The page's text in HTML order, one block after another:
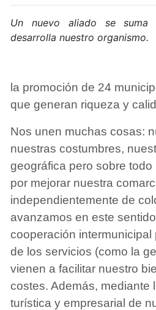
Un nuevo aliado se
desarrolla nuestro organismo.
la promoción de 24
que generan riqueza y
Nos unen muchas cosas:
nuestras costumbres,
geográfica pero sobre
por mejorar nuestra
independientemente de
avanzamos en este
cooperación intermunicipal
de los servicios (como la
vienen a facilitar nuestro
costes. Además, mediante
turística y empresarial de